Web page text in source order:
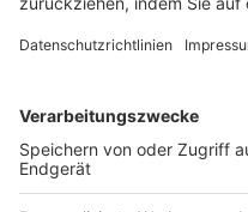
FOLGE DEM BFV
TOP-VEREINE